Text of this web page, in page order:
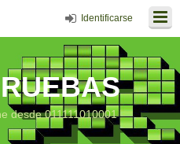
Identificarse
desde 011111010001